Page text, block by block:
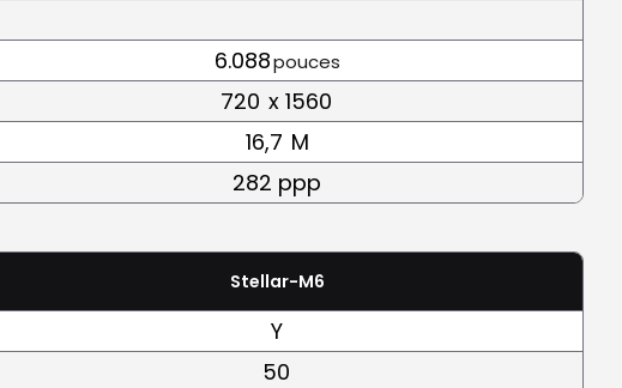
6.088pouces
720 x 1560
16,7 M
282 ppp
Stellar-M6
Y
50